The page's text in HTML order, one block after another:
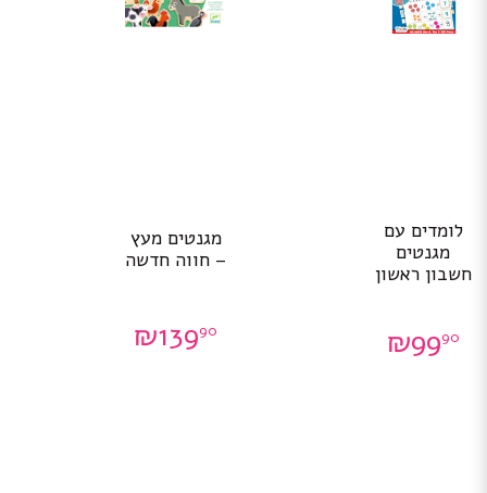
לומדים עם
מגנטים
חשבון ראשון
₪9990
מגנטים מעץ
– חווה חדשה
₪13990